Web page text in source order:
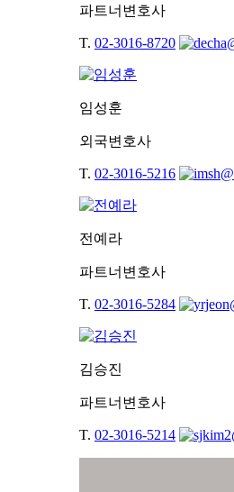
파트너변호사
T. 02-3016-8720
임성훈
외국변호사
T. 02-3016-5216
전예라
파트너변호사
T. 02-3016-5284
김승진
파트너변호사
T. 02-3016-5214